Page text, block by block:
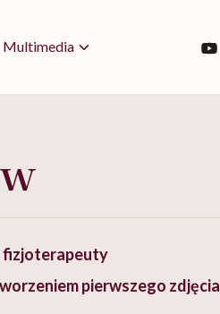
Multimedia
fizjoterapeuty
pierwszego zdjęcia